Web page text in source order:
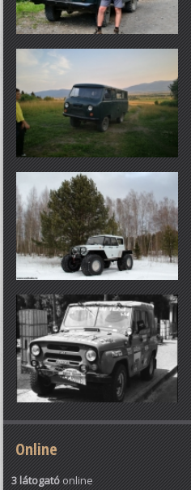
Online
3 látogatóonline